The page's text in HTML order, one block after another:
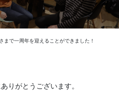
まで一周年を迎えることができました！
りがとうございます。